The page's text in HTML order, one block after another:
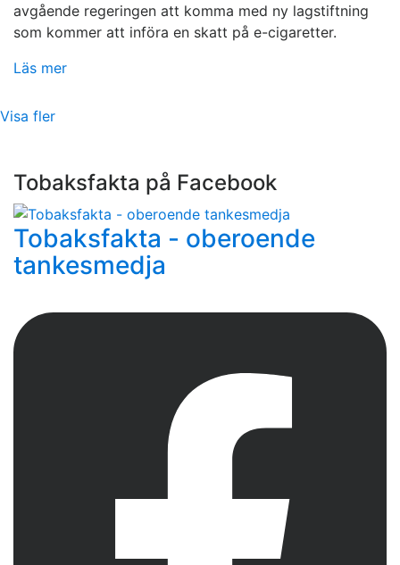
avgående regeringen att komma med ny lagstiftning
som kommer att införa en skatt på e-cigaretter.
Läs mer
Visa fler
Tobaksfakta på Facebook
Tobaksfakta - oberoende
tankesmedja